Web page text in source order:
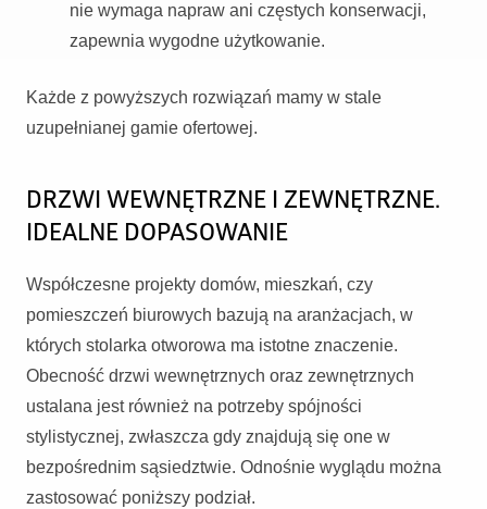
nie wymaga napraw ani częstych konserwacji,
zapewnia wygodne użytkowanie.
Każde z powyższych rozwiązań mamy w stale
uzupełnianej gamie ofertowej.
DRZWI WEWNĘTRZNE I ZEWNĘTRZNE.
IDEALNE DOPASOWANIE
Współczesne projekty domów, mieszkań, czy
pomieszczeń biurowych bazują na aranżacjach, w
których stolarka otworowa ma istotne znaczenie.
Obecność drzwi wewnętrznych oraz zewnętrznych
ustalana jest również na potrzeby spójności
stylistycznej, zwłaszcza gdy znajdują się one w
bezpośrednim sąsiedztwie. Odnośnie wyglądu można
zastosować poniższy podział.